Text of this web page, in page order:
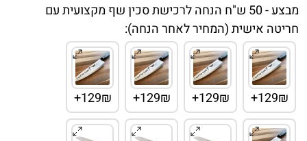
מבצע - 50 ש"ח הנחה לרכישת סכין שף מקצועית עם
חריטה אישית (המחיר לאחר הנחה):
129₪+
129₪+
129₪+
129₪+